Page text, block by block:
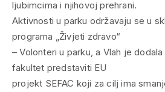
ljubimcima i njihovoj prehrani.
Aktivnosti u parku održavaju se u
programa „Živjeti zdravo“
– Volonteri u parku, a Vlah je
fakultet predstaviti EU
projekt SEFAC koji za cilj ima